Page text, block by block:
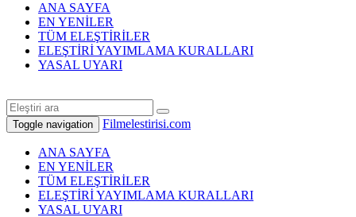
ANA SAYFA
EN YENİLER
TÜM ELEŞTİRİLER
ELEŞTİRİ YAYIMLAMA KURALLARI
YASAL UYARI
Toggle navigation Filmelestirisi.com
ANA SAYFA
EN YENİLER
TÜM ELEŞTİRİLER
ELEŞTİRİ YAYIMLAMA KURALLARI
YASAL UYARI